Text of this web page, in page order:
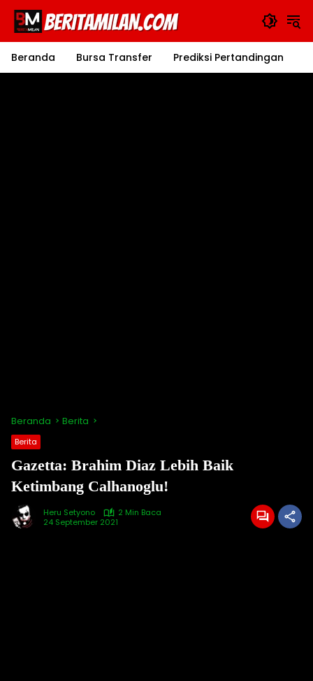
Langsung
konten
Beranda
Bursa Transfer Prediksi Pertandingan
Beranda Berita
Berita
Gazetta: Brahim Diaz Lebih Baik
Ketimbang Calhanoglu!
Heru Setyono
2 Min Baca
24 September 2021